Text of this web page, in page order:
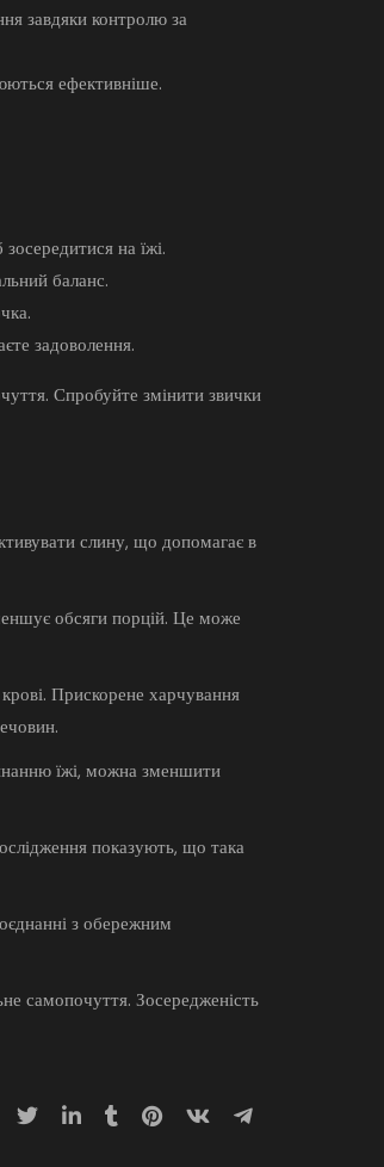
завдяки контролю за
ефективніше.
на їжі.
баланс.
задоволення.
Спробуйте змінити звички
слину, що допомагає в
обсяги порцій. Це може
Прискорене харчування
їжі, можна зменшити
показують, що така
з обережним
самопочуття. Зосередженість